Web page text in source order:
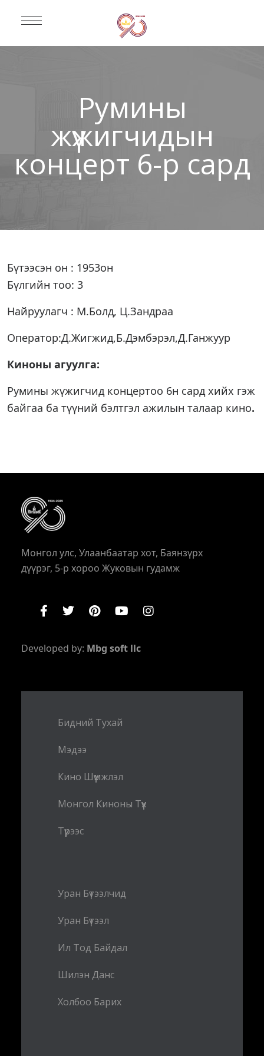
Румины
жүжигчидын
концерт 6-р сард
Бүтээсэн он : 1953он
Бүлгийн тоо: 3
Найруулагч : М.Болд, Ц.Зандраа
Оператор:Д.Жигжид,Б.Дэмбэрэл,Д.Ганжуур
Киноны агуулга:
Румины жүжигчид концертоо 6н сард хийх гэж
байгаа ба түүний бэлтгэл ажилын талаар кино.
Монгол улс, Улаанбаатар хот, Баянзүрх
дүүрэг, 5-р хороо Жуковын гудамж
Developed by: Mbg soft llc
Бидний Тухай
Мэдээ
Кино Шүүмжлэл
Монгол Киноны Түүх
Түрээс
Уран Бүтээлчид
Уран Бүтээл
Ил Тод Байдал
Шилэн Данс
Холбоо Барих